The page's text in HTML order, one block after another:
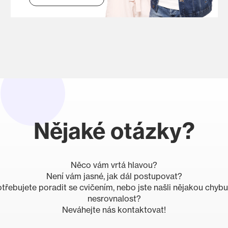
Nějaké otázky?
Něco vám vrtá hlavou?
Není vám jasné, jak dál postupovat?
poradit se cvičením, nebo jste našli nějakou
nesrovnalost?
Neváhejte nás kontaktovat!